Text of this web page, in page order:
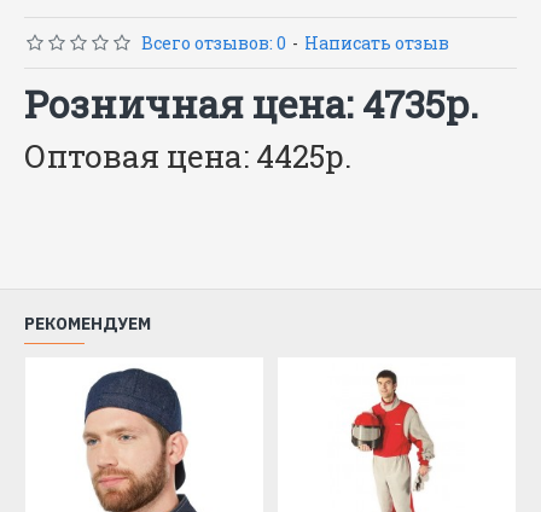
• вентиляционные отверстия по кокетке спинке
• воротник стойка
Брюки:
• застежка-гульф на петли и пуговицы
• накладной карман
• передние половинки брюк усилены накладками из
Всего отзывов: 0 - Написать отзыв
Розничная цена: 4735р.
Оптовая цена: 4425р.
РЕКОМЕНДУЕМ